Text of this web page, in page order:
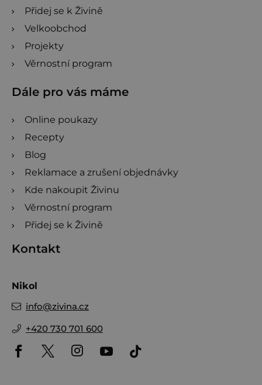
Přidej se k Živině
Velkoobchod
Projekty
Věrnostní program
Dále pro vás máme
Online poukazy
Recepty
Blog
Reklamace a zrušení objednávky
Kde nakoupit Živinu
Věrnostní program
Přidej se k Živině
Kontakt
Nikol
info@zivina.cz
+420 730 701 600